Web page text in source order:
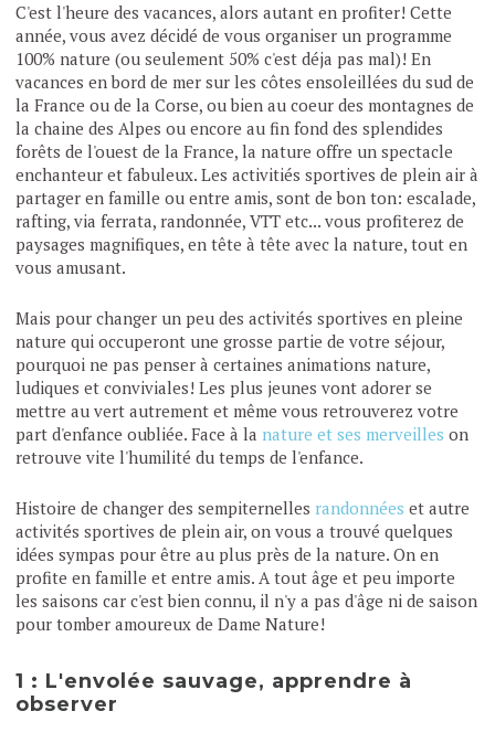
C'est l'heure des vacances, alors autant en profiter! Cette
année, vous avez décidé de vous organiser un programme
100% nature (ou seulement 50% c'est déja pas mal)! En
vacances en bord de mer sur les côtes ensoleillées du sud de
la France ou de la Corse, ou bien au coeur des montagnes de
la chaine des Alpes ou encore au fin fond des splendides
forêts de l'ouest de la France, la nature offre un spectacle
enchanteur et fabuleux. Les activitiés sportives de plein air à
partager en famille ou entre amis, sont de bon ton: escalade,
rafting, via ferrata, randonnée, VTT etc... vous profiterez de
paysages magnifiques, en tête à tête avec la nature, tout en
vous amusant.
Mais pour changer un peu des activités sportives en pleine
nature qui occuperont une grosse partie de votre séjour,
pourquoi ne pas penser à certaines animations nature,
ludiques et conviviales! Les plus jeunes vont adorer se
mettre au vert autrement et même vous retrouverez votre
part d'enfance oubliée. Face à la nature et ses merveilles on
retrouve vite l'humilité du temps de l'enfance.
Histoire de changer des sempiternelles randonnées et autre
activités sportives de plein air, on vous a trouvé quelques
idées sympas pour être au plus près de la nature. On en
profite en famille et entre amis. A tout âge et peu importe
les saisons car c'est bien connu, il n'y a pas d'âge ni de saison
pour tomber amoureux de Dame Nature!
1 : L'envolée sauvage, apprendre à
observer